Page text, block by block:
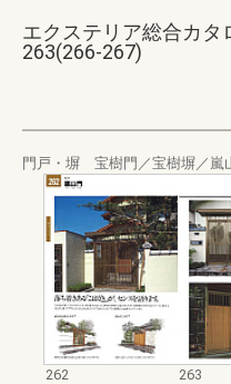
エクステリア総合カタ
263(266-267)
門戸・塀 宝樹門／宝樹塀／嵐
262
263